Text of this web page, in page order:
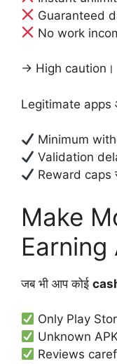
Guaranteed
No work
→ High caution।
Legitimate apps
Minimum
Validation
Reward caps
Make
जब भी आप कोई
Only Play
Unknown
Reviews